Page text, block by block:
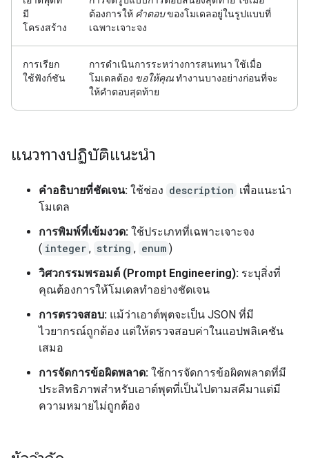
มี
โครงสร้าง
ต้องการให้ คำตอบของโมเดลอยู่ในรูปแบบที่
เฉพาะเจาะจง
การเรียก
ใช้ฟังก์ชัน
การดำเนินการระหว่างการสนทนา ใช้เมื่อ
โมเดลต้อง ขอให้คุณทำงานบางอย่างก่อนที่จะ
ให้คำตอบสุดท้าย
แนวทางปฏิบัติแนะนำ
คำอธิบายที่ชัดเจน: ใช้ช่อง description เพื่อแนะนำ
โมเดล
การพิมพ์ที่เข้มงวด: ใช้ประเภทที่เฉพาะเจาะจง
( integer , string , enum )
วิศวกรรมพรอมต์ (Prompt Engineering): ระบุสิ่งที่
คุณต้องการให้โมเดลทำอย่างชัดเจน
การตรวจสอบ: แม้ว่าเอาต์พุตจะเป็น JSON ที่มี
ไวยากรณ์ถูกต้อง แต่ให้ตรวจสอบค่าในแอปพลิเคชัน
เสมอ
การจัดการข้อผิดพลาด: ใช้การจัดการข้อผิดพลาดที่มี
ประสิทธิภาพสำหรับเอาต์พุตที่เป็นไปตามสคีมาแต่มี
ความหมายไม่ถูกต้อง